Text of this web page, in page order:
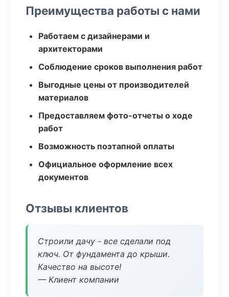
Преимущества работы с нами
Работаем с дизайнерами и
архитекторами
Соблюдение сроков выполнения работ
Выгодные цены от производителей
материалов
Предоставляем фото-отчеты о ходе
работ
Возможность поэтапной оплаты
Официальное оформление всех
документов
Отзывы клиентов
Строили дачу - все сделали под
ключ. От фундамента до крыши.
Качество на высоте!
— Клиент компании